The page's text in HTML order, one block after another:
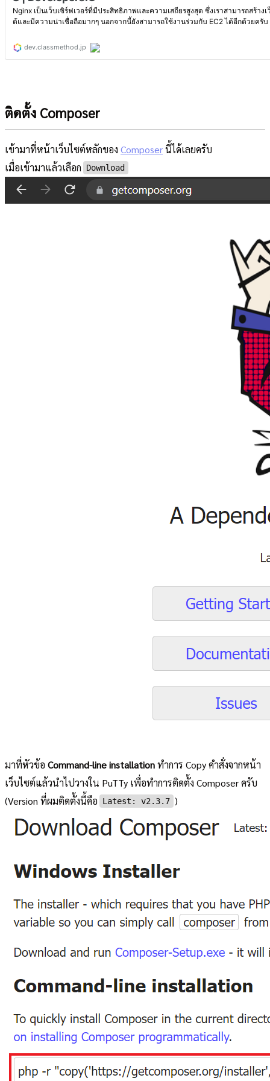
ติดตั้ง Composer
เข้ามาที่หน้าเว็บไซต์หลักของ Composerนี้ได้เลยครับ
เมื่อเข้ามาแล้วเลือก
Download
มาที่หัวข้อ Command-line installationทำการ Copy คำสั่งจากหน้า
เว็บไซต์แล้วนำไปวางใน PuTTy เพื่อทำการติดตั้ง Composer ครับ
(Version ที่ผมติดตั้งนี้คือ
Latest: v2.3.7 )